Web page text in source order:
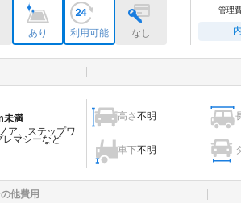
あり 利用可能 なし
管理
未満
ア、ステップワ
マシーなど
高さ不明
車下不明
他費用